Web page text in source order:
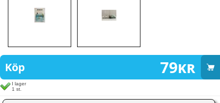
Köp 79kr
I lager
1 st.